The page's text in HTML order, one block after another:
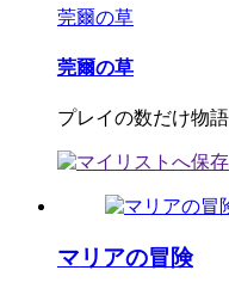
莞爾の草
莞爾の草
プレイの数だけ物語
マリアの冒険